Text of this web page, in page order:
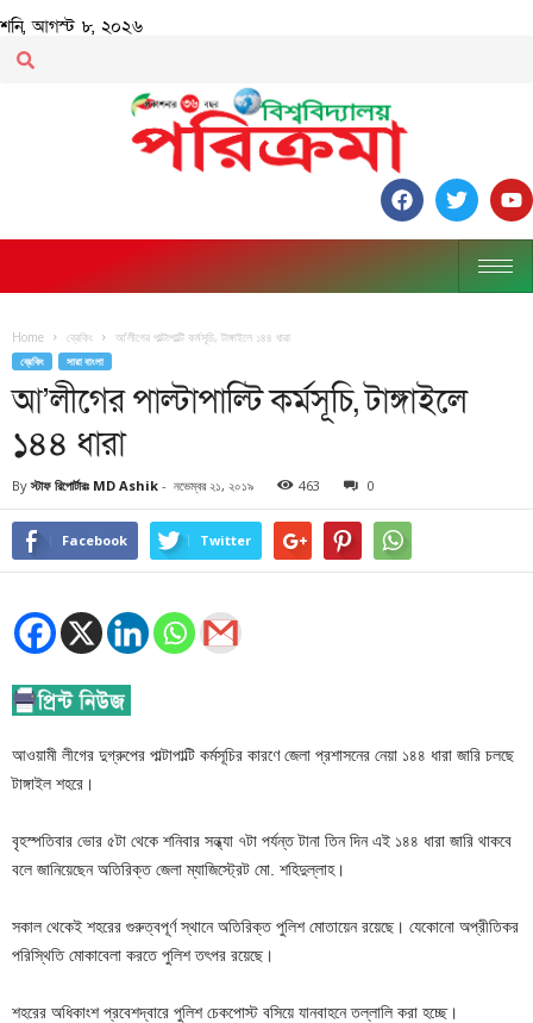
শনি, আগস্ট ৮, ২০২৬
Home ব্রেকিং আ’লীগের পাল্টাপাল্টি কর্মসূচি, টাঙ্গাইলে ১৪৪ ধারা
ব্রেকিং সারা বাংলা
আ’লীগের পাল্টাপাল্টি কর্মসূচি, টাঙ্গাইলে
১৪৪ ধারা
By স্টাফ রিপোর্টারঃ MD Ashik - নভেম্বর ২১, ২০১৯ 463 0
Facebook Twitter
আওয়ামী লীগের দুগ্রুপের পাল্টাপাল্টি কর্মসূচির কারণে জেলা প্রশাসনের নেয়া ১৪৪ ধারা জারি চলছে
টাঙ্গাইল শহরে।
বৃহস্পতিবার ভোর ৫টা থেকে শনিবার সন্ধ্যা ৭টা পর্যন্ত টানা তিন দিন এই ১৪৪ ধারা জারি থাকবে
বলে জানিয়েছেন অতিরিক্ত জেলা ম্যাজিস্ট্রেট মো. শহিদুল্লাহ।
সকাল থেকেই শহরের গুরুত্বপূর্ণ স্থানে অতিরিক্ত পুলিশ মোতায়েন রয়েছে। যেকোনো অপ্রীতিকর
পরিস্থিতি মোকাবেলা করতে পুলিশ তৎপর রয়েছে।
শহরের অধিকাংশ প্রবেশদ্বারে পুলিশ চেকপোস্ট বসিয়ে যানবাহনে তল্লালি করা হচ্ছে।